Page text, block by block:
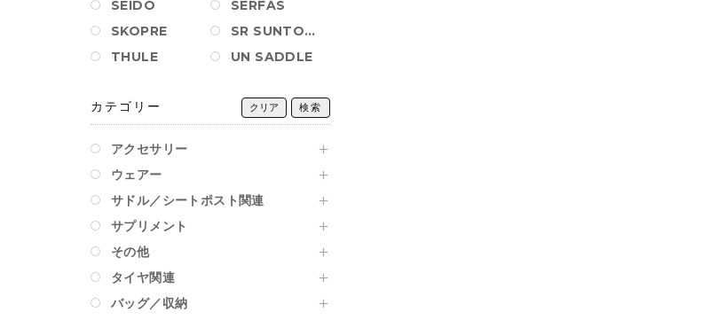
SEIDO
SERFAS
SKOPRE
SR SUNTOUR
THULE
UN SADDLE
カテゴリー クリア 検索
アクセサリー
ウェアー
サドル／シートポスト関連
サプリメント
その他
タイヤ関連
バッグ／収納